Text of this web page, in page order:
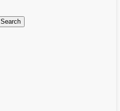
Search